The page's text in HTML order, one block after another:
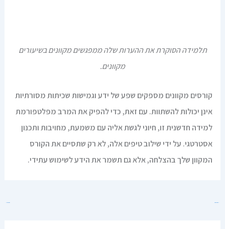
תלמידה הסוקרת את ההערות שלה ממפגשים מקוונים בשיעורים
מקוונים.
קורסים מקוונים מספקים שפע של ידע וגמישות שכיתות מסורתיות
אינן יכולות להשתוות. עם זאת, כדי להפיק את המרב מפלטפורמת
למידה חדשנית זו, חיוני לגשת אליה עם משמעת, מחויבות ותכנון
אסטרטגי. על ידי שילוב טיפים אלה, לא רק שתסיים את הקורס
המקוון שלך בהצלחה, אלא גם תשמר את הידע לשימוש עתידי.
הפוסט הקודם הפוסט הבא ←